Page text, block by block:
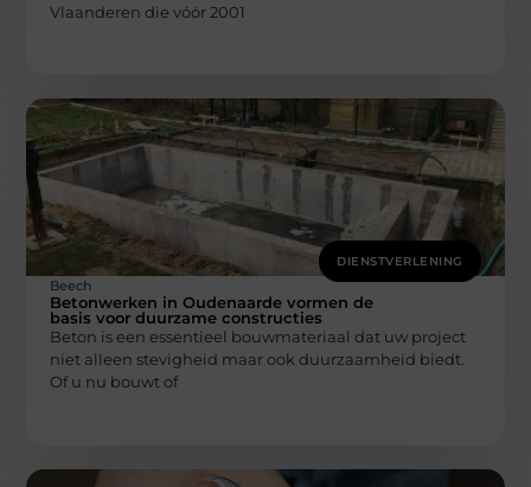
Vlaanderen die vóór 2001
DIENSTVERLENING
Beech
Betonwerken in Oudenaarde vormen de
basis voor duurzame constructies
Beton is een essentieel bouwmateriaal dat uw project
niet alleen stevigheid maar ook duurzaamheid biedt.
Of u nu bouwt of